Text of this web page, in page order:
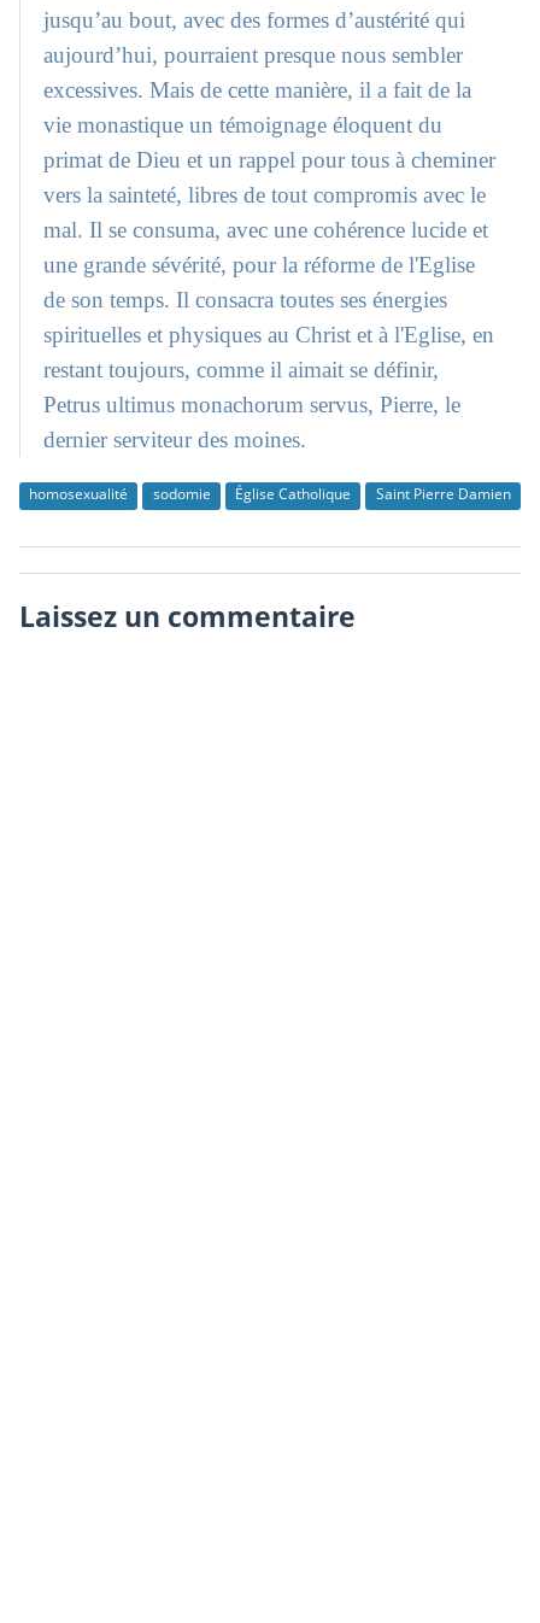
jusqu’au bout, avec des formes d’austérité qui
aujourd’hui, pourraient presque nous sembler
excessives. Mais de cette manière, il a fait de la
vie monastique un témoignage éloquent du
primat de Dieu et un rappel pour tous à cheminer
vers la sainteté, libres de tout compromis avec le
mal. Il se consuma, avec une cohérence lucide et
une grande sévérité, pour la réforme de l'Eglise
de son temps. Il consacra toutes ses énergies
spirituelles et physiques au Christ et à l'Eglise, en
restant toujours, comme il aimait se définir,
Petrus ultimus monachorum servus, Pierre, le
dernier serviteur des moines.
homosexualité sodomie Église Catholique Saint Pierre Damien
Laissez un commentaire